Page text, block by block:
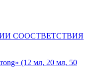
СООСТВЕТСТВИЯ
(12 мл, 20 мл, 50